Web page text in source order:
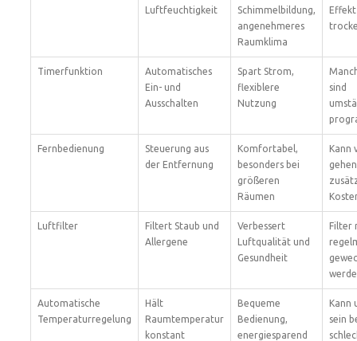
Luftfeuchtigkeit
Schimmelbildung,
angenehmeres
Raumklima
Effekt
Timerfunktion
Automatisches
Ein- und
Ausschalten
Spart Strom,
flexiblere
Nutzung
sind
Fernbedienung
Steuerung aus
der Entfernung
Komfortabel,
besonders bei
größeren
Räumen
Kann
Luftfilter
Filtert Staub und
Allergene
Verbessert
Luftqualität und
Gesundheit
Filter
Automatische
Temperaturregelung
Hält
Raumtemperatur
konstant
Bequeme
Bedienung,
energiesparend
Kann
sein